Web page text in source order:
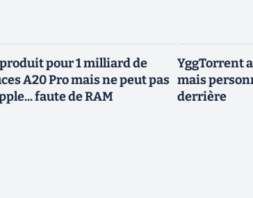
produit pour 1 milliard de
A20 Pro mais ne peut pas
faute de RAM
YggTorrent
mais
derrière